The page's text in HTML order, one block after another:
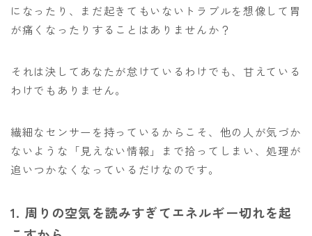
になったり、まだ起きてもいないトラブルを想像して胃
が痛くなったりすることはありませんか？
それは決してあなたが怠けているわけでも、甘えている
わけでもありません。
繊細なセンサーを持っているからこそ、他の人が気づか
ないような「見えない情報」まで拾ってしまい、処理が
追いつかなくなっているだけなのです。
1. 周りの空気を読みすぎてエネルギー切れを起